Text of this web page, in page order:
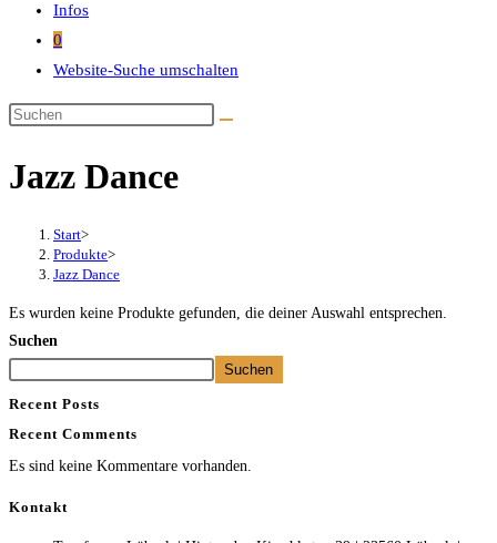
Infos
0
Website-Suche umschalten
Jazz Dance
Start>
Produkte>
Jazz Dance
Es wurden keine Produkte gefunden, die deiner Auswahl entsprechen.
Suchen
Suchen
Recent Posts
Recent Comments
Es sind keine Kommentare vorhanden.
Kontakt